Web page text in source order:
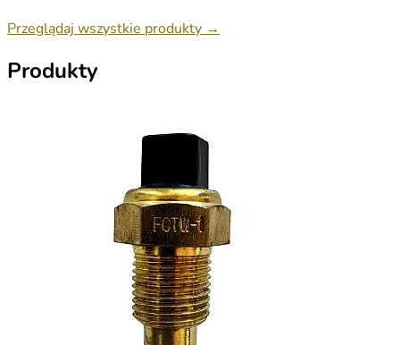
Przeglądaj wszystkie produkty →
Produkty